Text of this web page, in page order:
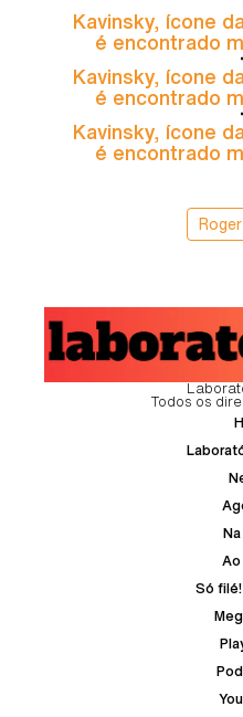
Kavinsky, ícone
é encontrado
Kavinsky, ícone
é encontrado
Kavinsky, ícone
é encontrado
Todos os
Ao
Só